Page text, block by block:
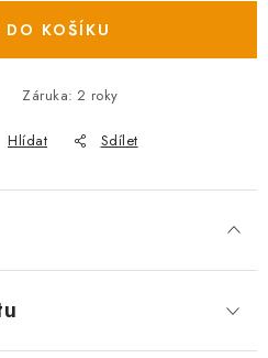
DO KOŠÍKU
Záruka: 2 roky
Hlídat Sdílet